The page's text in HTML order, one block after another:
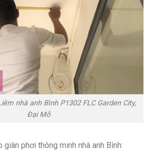
nhà anh Bình P1302 FLC Garden City,
Đại Mỗ
phơi thông minh nhà anh Bình: